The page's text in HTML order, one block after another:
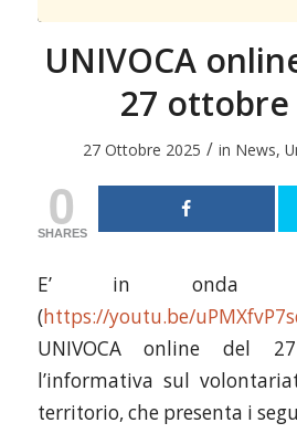
UNIVOCA
27 ottobre
27 Ottobre 2025 / in News,
0
SHARES
E’ in onda
(https://youtu.be/
UNIVOCA online del
l’informativa sul
territorio, che presenta i